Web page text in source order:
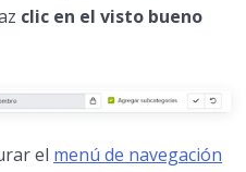
clic en el visto bueno
el menú de navegación